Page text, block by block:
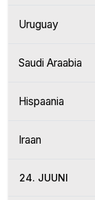
Uruguay
Saudi Araabia
Hispaania
Iraan
24. JUUNI